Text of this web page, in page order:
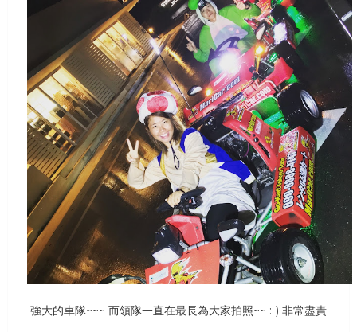
強大的車隊~~~ 而領隊一直在最長為大家拍照~~ :-) 非常盡責